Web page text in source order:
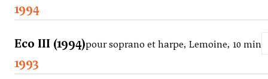
1994
Eco III (1994)pour soprano et harpe, Lemoine, 10 min
1993